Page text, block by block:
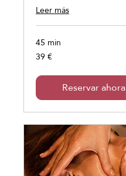
Leer más
45 min
39
euros
39 €
Reservar ahora